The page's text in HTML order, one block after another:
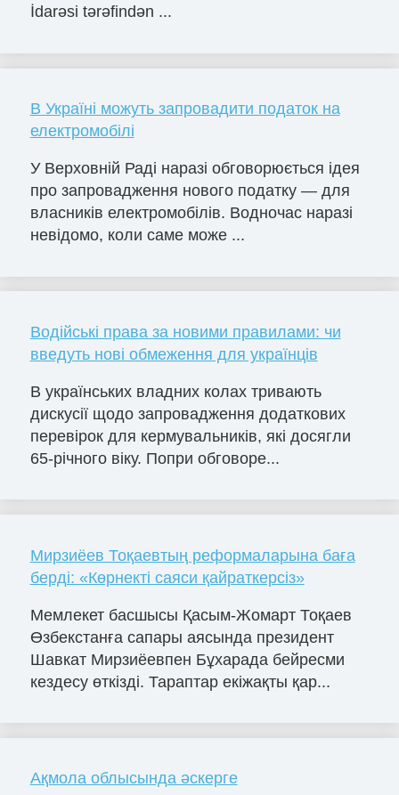
İdarəsi tərəfindən ...
В Україні можуть запровадити податок на
електромобілі
У Верховній Раді наразі обговорюється ідея
про запровадження нового податку — для
власників електромобілів. Водночас наразі
невідомо, коли саме може ...
Водійські права за новими правилами: чи
введуть нові обмеження для українців
В українських владних колах тривають
дискусії щодо запровадження додаткових
перевірок для кермувальників, які досягли
65-річного віку. Попри обговоре...
Мирзиёев Тоқаевтың реформаларына баға
берді: «Көрнекті саяси қайраткерсіз»
Мемлекет басшысы Қасым-Жомарт Тоқаев
Өзбекстанға сапары аясында президент
Шавкат Мирзиёевпен Бұхарада бейресми
кездесу өткізді. Тараптар екіжақты қар...
Ақмола облысында әскерге